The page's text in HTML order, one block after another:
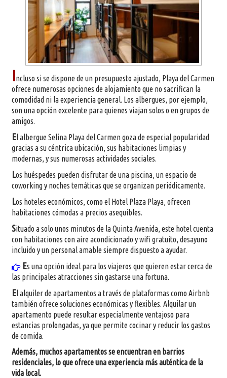
Incluso si se dispone de un presupuesto ajustado, Playa del Carmen
ofrece numerosas opciones de alojamiento que no sacrifican la
comodidad ni la experiencia general. Los albergues, por ejemplo,
son una opción excelente para quienes viajan solos o en grupos de
amigos.
El albergue Selina Playa del Carmen goza de especial popularidad
gracias a su céntrica ubicación, sus habitaciones limpias y
modernas, y sus numerosas actividades sociales.
Los huéspedes pueden disfrutar de una piscina, un espacio de
coworking y noches temáticas que se organizan periódicamente.
Los hoteles económicos, como el Hotel Plaza Playa, ofrecen
habitaciones cómodas a precios asequibles.
Situado a solo unos minutos de la Quinta Avenida, este hotel cuenta
con habitaciones con aire acondicionado y wifi gratuito, desayuno
incluido y un personal amable siempre dispuesto a ayudar.
Es una opción ideal para los viajeros que quieren estar cerca de
las principales atracciones sin gastarse una fortuna.
El alquiler de apartamentos a través de plataformas como Airbnb
también ofrece soluciones económicas y flexibles. Alquilar un
apartamento puede resultar especialmente ventajoso para
estancias prolongadas, ya que permite cocinar y reducir los gastos
de comida.
Además, muchos apartamentos se encuentran en barrios
residenciales, lo que ofrece una experiencia más auténtica de la
vida local.